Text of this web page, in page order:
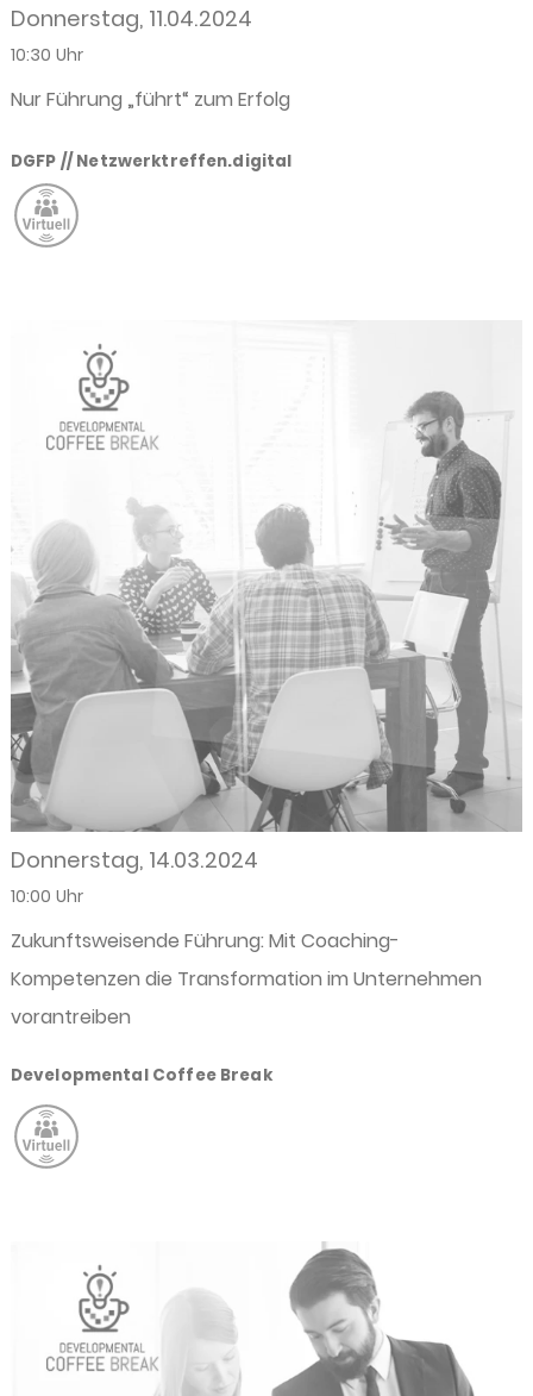
Donnerstag, 11.04.2024
10:30 Uhr
Nur Führung „führt“ zum Erfolg
DGFP // Netzwerktreffen.digital
Donnerstag, 14.03.2024
10:00 Uhr
Zukunftsweisende Führung: Mit Coaching-
Kompetenzen die Transformation im Unternehmen
vorantreiben
Developmental Coffee Break